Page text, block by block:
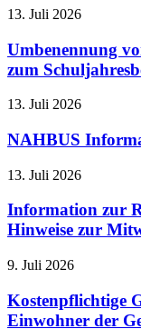
13. Juli 2026
Umbenennung
zum
13. Juli 2026
NAHBUS
13. Juli 2026
Information zur
Hinweise zur
9. Juli 2026
Kostenpflichtige
Einwohner der